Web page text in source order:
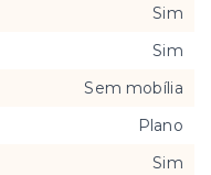
Sim
Sim
Sem mobília
Plano
Sim